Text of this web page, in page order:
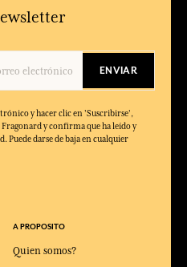
ENVIAR
y hacer clic en 'Suscribirse',
y confirma que ha leído y
Puede darse de baja en cualquier
A PROPOSITO
Quien somos?